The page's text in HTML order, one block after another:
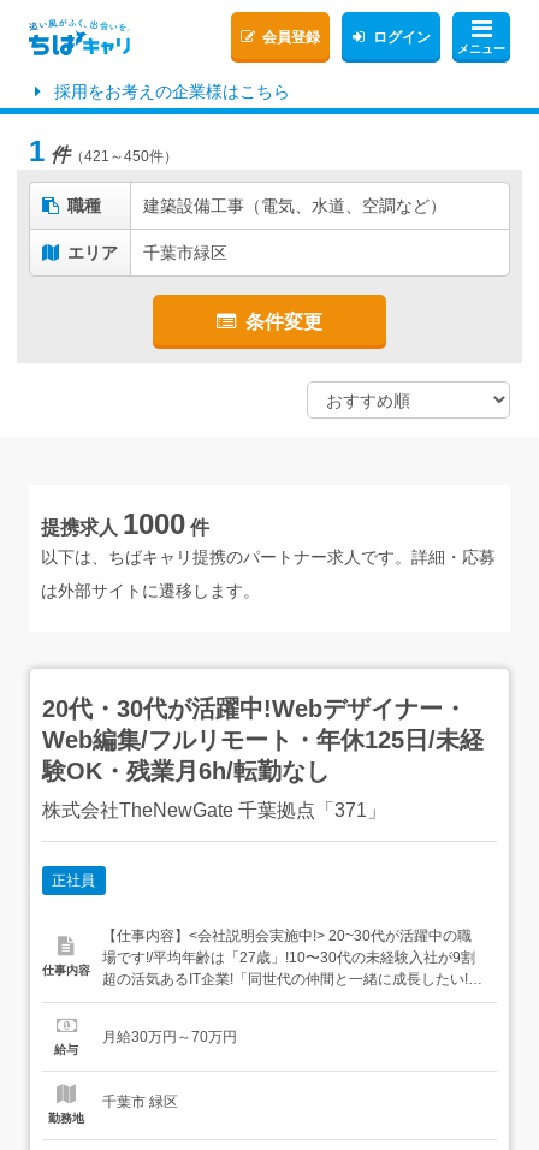
メニュー
会員登録 ログイン
採用をお考えの企業様はこちら
1 件（421～450件）
職種 建築設備工事（電気、水道、空調など）
エリア 千葉市緑区
条件変更
提携求人 1000 件
以下は、ちばキャリ提携のパートナー求人です。詳細・応募
は外部サイトに遷移します。
20代・30代が活躍中!Webデザイナー・
Web編集/フルリモート・年休125日/未経
験OK・残業月6h/転勤なし
株式会社TheNewGate 千葉拠点「371」
正社員
仕事内容
【仕事内容】<会社説明会実施中!> 20~30代が活躍中の職
場です!/平均年齢は「27歳」!10〜30代の未経験入社が9割
超の活気あるIT企業!「同世代の仲間と一緒に成長したい!」
という方にピッタリの環境です 研修期間終了後、スキルに
でプライベート充実 研修終了後はスキルに応じてリモート
給与
月給30万円～70万円
勤務地
千葉市 緑区